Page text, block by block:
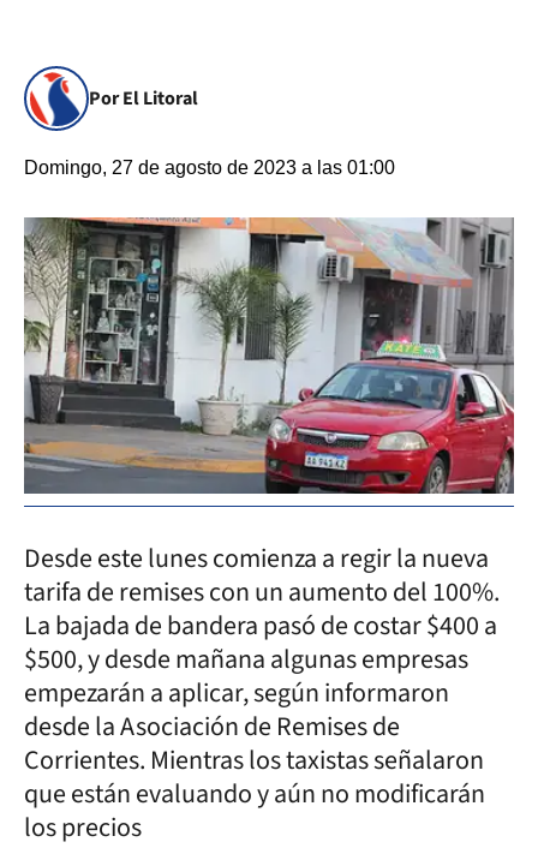
Por El Litoral
Domingo, 27 de agosto de 2023 a las 01:00
Desde este lunes comienza a regir la nueva
tarifa de remises con un aumento del 100%.
La bajada de bandera pasó de costar $400 a
$500, y desde mañana algunas empresas
empezarán a aplicar, según informaron
desde la Asociación de Remises de
Corrientes. Mientras los taxistas señalaron
que están evaluando y aún no modificarán
los precios